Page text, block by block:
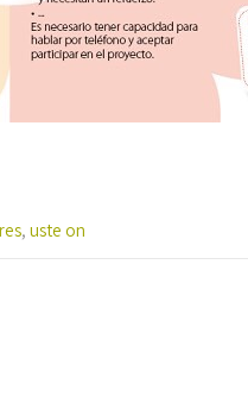
, uste on